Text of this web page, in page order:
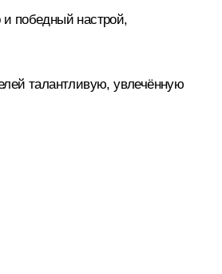
и победный настрой,
талантливую, увлечённую